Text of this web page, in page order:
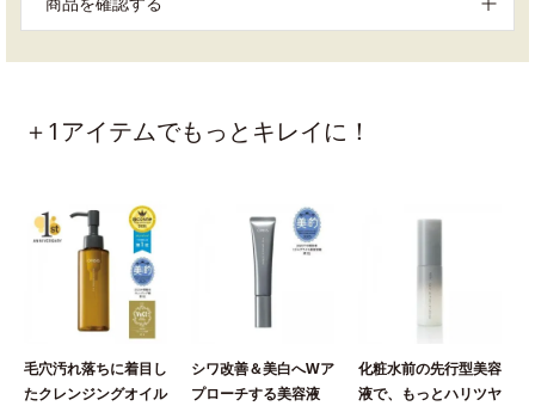
＋1アイテムでもっとキレイに！
毛穴汚れ落ちに着目し
たクレンジングオイル
シワ改善＆美白へWア
プローチする美容液
化粧水前の先行型美容
液で、もっとハリツヤ